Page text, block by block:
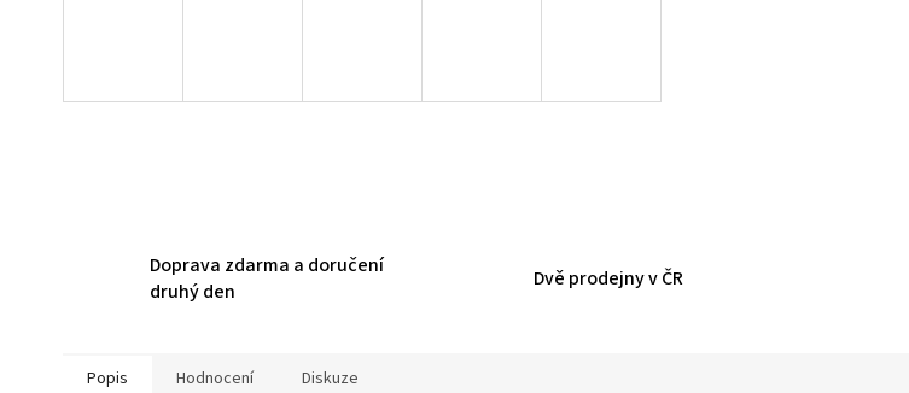
Doprava zdarma a doručení
druhý den
Dvě prodejny v ČR
Popis Hodnocení Diskuze